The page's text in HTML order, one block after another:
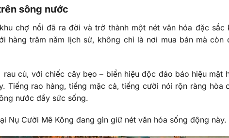
sông nước
chợ nổi đã ra đời và trở thành một nét văn hóa đặc sắc
hàng trăm năm lịch sử, không chỉ là nơi mua bán mà còn
củ, với chiếc cây bẹo – biển hiệu độc đáo báo hiệu mặt
Tiếng rao hàng, tiếng mặc cả, tiếng cười nói rộn ràng hòa
nước đầy sức sống.
Nụ Cười Mê Kông đang gìn giữ nét văn hóa sống động này.